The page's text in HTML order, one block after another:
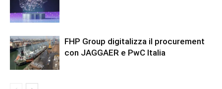
FHP Group digitalizza il procurement
con JAGGAER e PwC Italia